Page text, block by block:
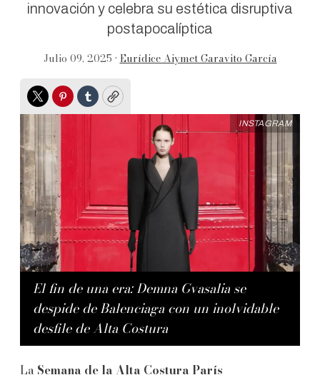
innovación y celebra su estética disruptiva
postapocalíptica
Julio 09, 2025 • Eurídice Aiymet Garavito García
TwitterPinterest
TumblrCopy
El fin de una era: Demna Gvasalia se
despide de Balenciaga con un inolvidable
desfile de Alta Costura
INSTAGRAM
La Semana de la Alta Costura París